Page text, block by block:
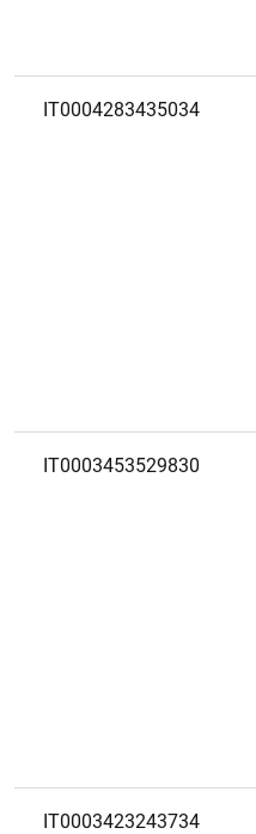
IT0004283435034
IT0003453529830
IT0003423243734